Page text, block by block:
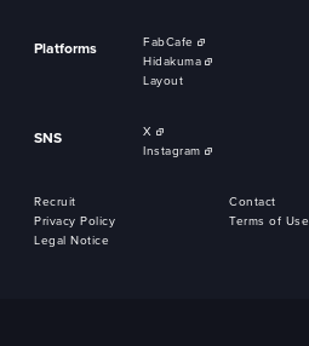
Platforms FabCafe
Hidakuma
Layout
SNS X
Instagram
Recruit
Contact
Privacy Policy
Terms of Use
Legal Notice